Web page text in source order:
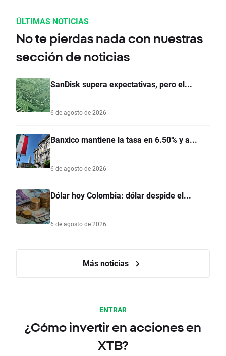
ÚLTIMAS NOTICIAS
No te pierdas nada con nuestras
sección de noticias
SanDisk supera expectativas, pero el...
6 de agosto de 2026
Banxico mantiene la tasa en 6.50% y a...
6 de agosto de 2026
Dólar hoy Colombia: dólar despide el...
6 de agosto de 2026
Más noticias
ENTRAR
¿Cómo invertir en acciones en
XTB?